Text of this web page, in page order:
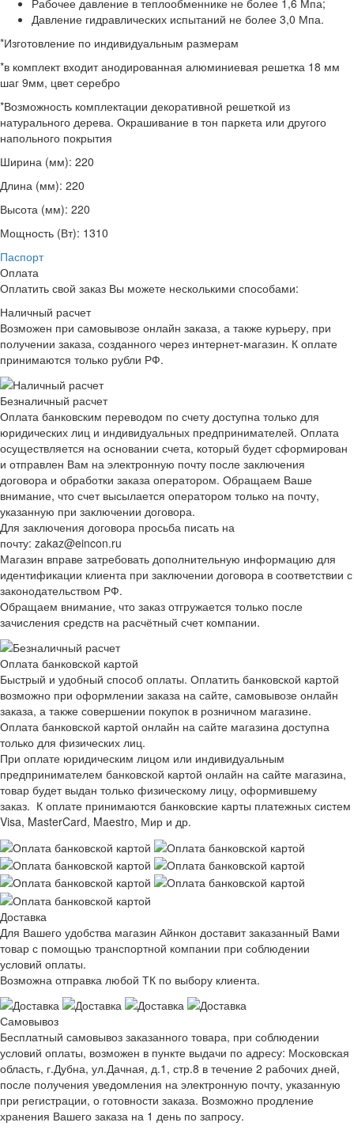
Давление гидравлических испытаний не более 3,0 Мпа.
*Изготовление по индивидуальным размерам
*в комплект входит анодированная алюминиевая решетка 18 мм
шаг 9мм, цвет серебро
*Возможность комплектации декоративной решеткой из
натурального дерева. Окрашивание в тон паркета или другого
напольного покрытия
Ширина (мм): 220
Длина (мм): 220
Высота (мм): 220
Мощность (Вт): 1310
Паспорт
Оплата
Оплатить свой заказ Вы можете несколькими способами:
Наличный расчет
Возможен при самовывозе онлайн заказа, а также курьеру, при
получении заказа, созданного через интернет-магазин. К оплате
принимаются только рубли РФ.
Безналичный расчет
Оплата банковским переводом по счету доступна только для
юридических лиц и индивидуальных предпринимателей. Оплата
осуществляется на основании счета, который будет сформирован
и отправлен Вам на электронную почту после заключения
договора и обработки заказа оператором. Обращаем Ваше
внимание, что счет высылается оператором только на почту,
указанную при заключении договора.
Для заключения договора просьба писать на
почту: zakaz@eincon.ru
Магазин вправе затребовать дополнительную информацию для
идентификации клиента при заключении договора в соответствии с
законодательством РФ.
Обращаем внимание, что заказ отгружается только после
зачисления средств на расчётный счет компании.
Оплата банковской картой
Быстрый и удобный способ оплаты. Оплатить банковской картой
возможно при оформлении заказа на сайте, самовывозе онлайн
заказа, а также совершении покупок в розничном магазине.
Оплата банковской картой онлайн на сайте магазина доступна
только для физических лиц.
При оплате юридическим лицом или индивидуальным
предпринимателем банковской картой онлайн на сайте магазина,
товар будет выдан только физическому лицу, оформившему
заказ. К оплате принимаются банковские карты платежных систем
Visa, MasterCard, Maestro, Мир и др.
Доставка
Для Вашего удобства магазин Айнкон доставит заказанный Вами
товар с помощью транспортной компании при соблюдении
условий оплаты.
Возможна отправка любой ТК по выбору клиента.
Самовывоз
Бесплатный самовывоз заказанного товара, при соблюдении
условий оплаты, возможен в пункте выдачи по адресу: Московская
область, г.Дубна, ул.Дачная, д.1, стр.8 в течение 2 рабочих дней,
после получения уведомления на электронную почту, указанную
при регистрации, о готовности заказа. Возможно продление
хранения Вашего заказа на 1 день по запросу.